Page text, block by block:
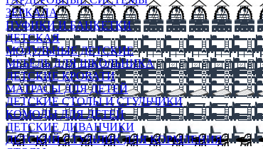
ЗЕРКАЛА
ПУФИКИ И БАНКЕТКИ
ДЕТСКАЯ
МОДУЛЬНЫЕ ДЕТСКИЕ
МЕБЕЛЬ ДЛЯ ШКОЛЬНИКА
ДЕТСКИЕ КРОВАТИ
МАТРАСЫ ДЛЯ ДЕТЕЙ
ДЕТСКИЕ СТОЛЫ И СТУЛЬЧИКИ
КОМОДЫ ДЛЯ ДЕТЕЙ
ДЕТСКИЕ ДИВАНЧИКИ
ДЕТСКИЙ СТУЛЬЧИК ДЛЯ КОРМЛЕНИЯ